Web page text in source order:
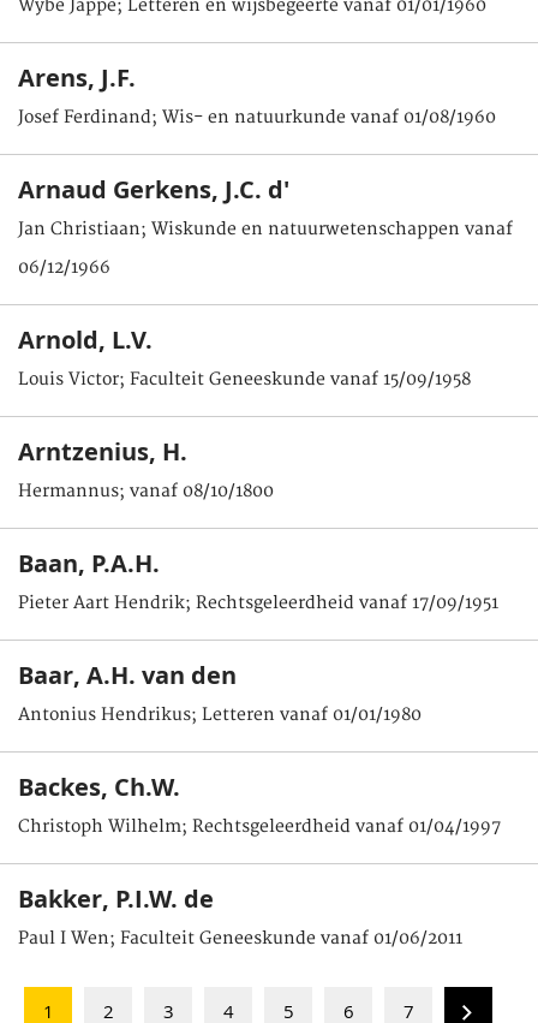
Wybe Jappe; Letteren en wijsbegeerte vanaf 01/01/1960
Arens, J.F.
Josef Ferdinand; Wis- en natuurkunde vanaf 01/08/1960
Arnaud Gerkens, J.C. d'
Jan Christiaan; Wiskunde en natuurwetenschappen vanaf
06/12/1966
Arnold, L.V.
Louis Victor; Faculteit Geneeskunde vanaf 15/09/1958
Arntzenius, H.
Hermannus; vanaf 08/10/1800
Baan, P.A.H.
Pieter Aart Hendrik; Rechtsgeleerdheid vanaf 17/09/1951
Baar, A.H. van den
Antonius Hendrikus; Letteren vanaf 01/01/1980
Backes, Ch.W.
Christoph Wilhelm; Rechtsgeleerdheid vanaf 01/04/1997
Bakker, P.I.W. de
Paul I Wen; Faculteit Geneeskunde vanaf 01/06/2011
1 2 3 4 5 6 7